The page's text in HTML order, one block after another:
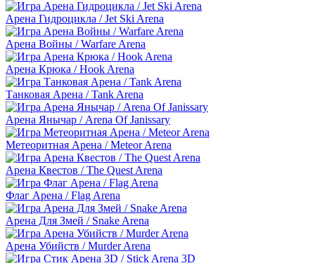
Арена Гидроцикла / Jet Ski Arena
Арена Войны / Warfare Arena
Арена Крюка / Hook Arena
Танковая Арена / Tank Arena
Арена Янычар / Arena Of Janissary
Метеоритная Арена / Meteor Arena
Арена Квестов / The Quest Arena
Флаг Арена / Flag Arena
Арена Для Змей / Snake Arena
Арена Убийств / Murder Arena